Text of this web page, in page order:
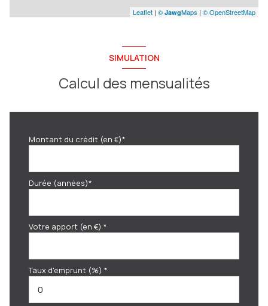
Leaflet | © JawgMaps | © OpenStreetMap
SIMULATION
Calcul des mensualités
Montant du crédit (en €)*
Durée (années)*
Votre apport (en €) *
Taux d'emprunt (%) *